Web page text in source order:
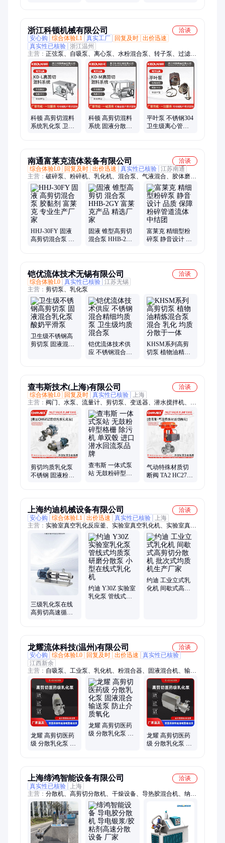
浙江科顿机械有限公司
洽谈
安心购
综合体验L1 真实工厂 回复及时 出价迅速
真实性已核验 浙江温州
主营： 正弦泵、自吸泵、离心泵、水粉混合泵、转子泵、过滤
器、螺杆泵、胶体磨、负压泵、分散乳化机、卫生级凸轮泵、啤
酒饮料输送泵、高剪切混料系统
科顿 高剪切混料
系统乳化泵 卫生
科顿 高剪切混料
系统 固液分散乳
平叶泵 不锈钢304
卫生级离心管道
南通富莱克流体装备有限公司
洽谈
综合体验L0
回复及时 出价迅速 真实性已核验 江苏南通
主营： 破碎泵、粉碎机、乳化机、混合泵、气液混合、胶体磨、
磨浆机、均质机、粉碎泵、输送泵、高速研磨、垃圾剪切机、餐
厨垃圾处理
HHJ-30FY 固液
高剪切混合泵 胶
固液 锥型高剪切
混合泵 HHB-2GY
富莱克 精细型粉
碎泵 静音设计 品
铠优流体技术无锡有限公司
洽谈
综合体验L0 真实性已核验 江苏无锡
主营： 剪切泵、乳化泵
卫生级不锈钢高
剪切泵 固液混合
铠优流体技术供
应 不锈钢混合精
KHSM系列高剪
切泵 植物油精炼
查韦斯技术(上海)有限公司
洽谈
综合体验L0
回复及时 真实性已核验
上海
主营： 阀门、水泵、流量计、剪切泵、变送器、潜水搅拌机、低
速推流器、回流泵、格栅、压力表、潜水泵、潜污泵、深井泵、
螺杆泵、渣浆泵、转子泵、离心泵、多级泵、自吸泵、轴流泵、
循环泵、电磁阀、调节阀、传感器、磁悬浮风机、空气悬浮风机
剪切均质乳化泵
不锈钢 固液粉液
查韦斯 一体式泵
站 无鼓粉碎型格
气动特殊材质切
断阀 TA2 HC276
上海约迪机械设备有限公司
洽谈
安心购
综合体验L1 出价迅速 真实性已核验
上海
主营： 实验室真空乳化反应釜、实验室真空乳化机、实验室真空
均质乳化釜、剪切泵、实验室真空高剪切分散乳化反应釜、实验
室真空高粘度搅拌釜、实验室分散机反应釜、实验室均质机反应
釜、实验室不锈钢反应釜、实验室真空玻璃反应釜、实验室高粘
度搅拌罐、真空乳化机、乳化泵、实验室在线式乳化泵、管线式
乳化泵、三级乳化泵、管线式高剪切乳化泵、实验室高剪切乳化
机、实验室高剪切均质机、实验室高剪切分散机、实验室高速乳
化机、实验室高速分散机、实验室高速均质机、实验室搅拌器、
实验室乳化机刀头配件、德国艾卡IKA分散机搅拌器
三级乳化泵在线
高剪切高速循环
约迪 Y30Z 实验室
乳化泵 管线式均
约迪 工业立式乳
化机 间歇式高剪
龙耀流体科技(温州)有限公司
洽谈
安心购
综合体验L0 回复及时 出价迅速
真实性已核验
江西新余
主营： 自吸泵、工业泵、乳化机、粉混合器、固液混合机、输送
泵、离心泵、吸粉泵、乳化泵、转子泵、药剂泵、配套泵、饮料
泵、出料泵、真空泵、维持系统、乳化设备、搅拌装置、灌装机
泵、介质循环、搅拌配件、耐酸碱泵、精准计量、输送制药泵、
出料负压泵
龙耀 高剪切医药
级 分散乳化泵 固
龙耀 高剪切医药
级 分散乳化泵 固
龙耀 高剪切医药
级 分散乳化泵 固
上海缔鸿智能设备有限公司
洽谈
真实性已核验
上海
主营： 分散机、高剪切分散机、干燥设备、导热胶混合机、纳米
陶瓷膜过滤机、粉体拆袋机、无尘拆袋机、在线剪切机、高速离
心喷雾干燥机、无尘送料机、过滤设备、碳纳米管研磨分散机、
吨袋开袋机、石墨烯分散研磨机、导电剂真空分散机、导电炭黑
高速分散机、三元材料高速均质机、导电胶分散机、流化包覆设
备、硅粉分散机、气凝胶分散机、纳米研磨机、真空上料机